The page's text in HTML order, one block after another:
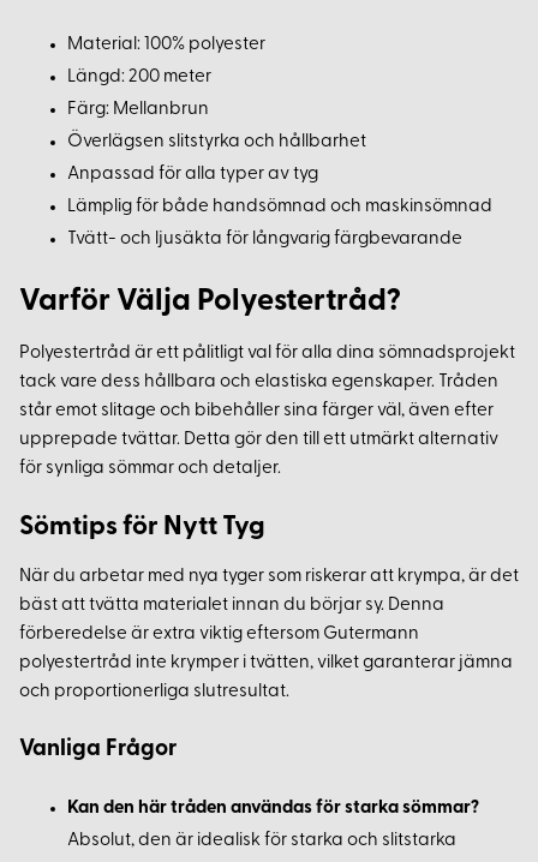
Material: 100% polyester
Längd: 200 meter
Färg: Mellanbrun
Överlägsen slitstyrka och hållbarhet
Anpassad för alla typer av tyg
Lämplig för både handsömnad och maskinsömnad
Tvätt- och ljusäkta för långvarig färgbevarande
Varför Välja Polyestertråd?
Polyestertråd är ett pålitligt val för alla dina sömnadsprojekt
tack vare dess hållbara och elastiska egenskaper. Tråden
står emot slitage och bibehåller sina färger väl, även efter
upprepade tvättar. Detta gör den till ett utmärkt alternativ
för synliga sömmar och detaljer.
Sömtips för Nytt Tyg
När du arbetar med nya tyger som riskerar att krympa, är det
bäst att tvätta materialet innan du börjar sy. Denna
förberedelse är extra viktig eftersom Gutermann
polyestertråd inte krymper i tvätten, vilket garanterar jämna
och proportionerliga slutresultat.
Vanliga Frågor
Kan den här tråden användas för starka sömmar?
Absolut, den är idealisk för starka och slitstarka